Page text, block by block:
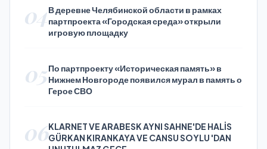
04В деревне Челябинской области в рамках
партпроекта «Городская среда» открыли
игровую площадку
05По партпроекту «Историческая память» в
Нижнем Новгороде появился мурал в память о
Герое СВО
06KLARNET VE ARABESK AYNI SAHNE'DE HALİS
GÜRKAN KIRANKAYA VE CANSU SOYLU 'DAN